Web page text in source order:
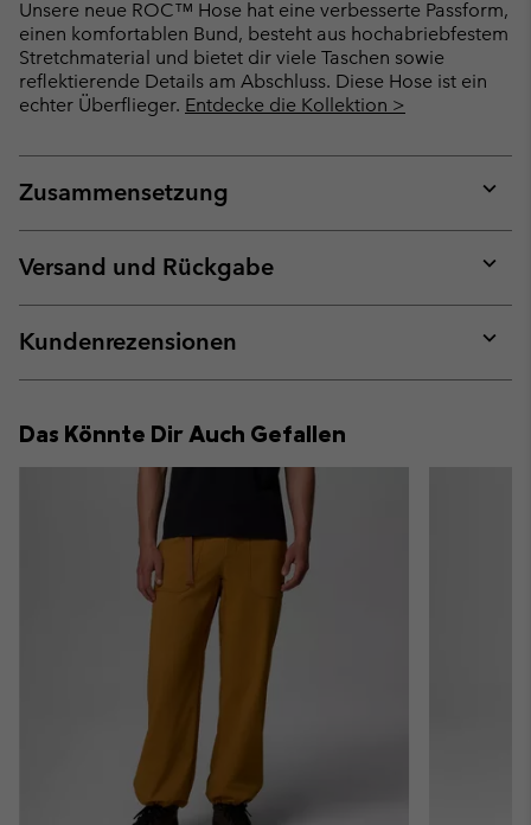
Unsere neue ROC™ Hose hat eine verbesserte Passform,
einen komfortablen Bund, besteht aus hochabriebfestem
Stretchmaterial und bietet dir viele Taschen sowie
reflektierende Details am Abschluss. Diese Hose ist ein
echter Überflieger. Entdecke die Kollektion >
Zusammensetzung
or
Versand und Rückgabe
or
Kundenrezensionen
or
Das Könnte Dir Auch Gefallen